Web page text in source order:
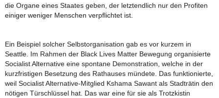
die Organe eines Staates geben, der letztendlich nur den Profiten
einiger weniger Menschen verpflichtet ist.
Ein Beispiel solcher Selbstorganisation gab es vor kurzem in
Seattle. Im Rahmen der Black Lives Matter Bewegung organisierte
Socialist Alternative eine spontane Demonstration, welche in der
kurzfristigen Besetzung des Rathauses mündete. Das funktionierte,
weil Socialist Alternative-Mitglied Kshama Sawant als Stadträtin den
nötigen Türschlüssel hat. Das war eine für sie als Trotzkistin